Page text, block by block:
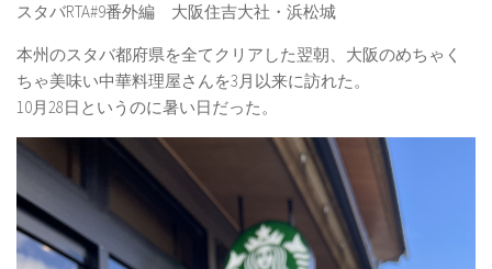
スタバRTA#9番外編 大阪住吉大社・浜松城
本州のスタバ都府県を全てクリアした翌朝、大阪のめちゃく
ちゃ美味い中華料理屋さんを3月以来に訪れた。
10月28日というのに暑い日だった。